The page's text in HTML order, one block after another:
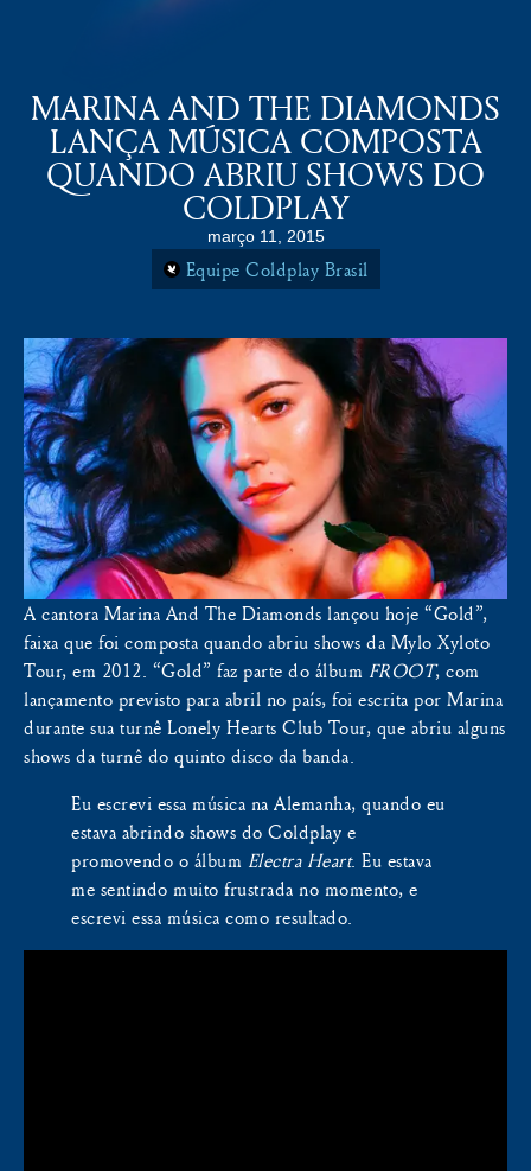
MARINA AND THE DIAMONDS
LANÇA MÚSICA COMPOSTA
QUANDO ABRIU SHOWS DO
COLDPLAY
março 11, 2015
Equipe Coldplay Brasil
A cantora Marina And The Diamonds lançou hoje “Gold”,
faixa que foi composta quando abriu shows da Mylo Xyloto
Tour, em 2012. “Gold” faz parte do álbum FROOT, com
lançamento previsto para abril no país, foi escrita por Marina
durante sua turnê Lonely Hearts Club Tour, que abriu alguns
shows da turnê do quinto disco da banda.
Eu escrevi essa música na Alemanha, quando eu
estava abrindo shows do Coldplay e
promovendo o álbum Electra Heart. Eu estava
me sentindo muito frustrada no momento, e
escrevi essa música como resultado.